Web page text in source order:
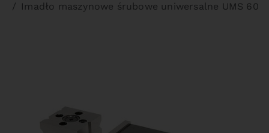
Imadło maszynowe śrubowe uniwersalne UMS 60